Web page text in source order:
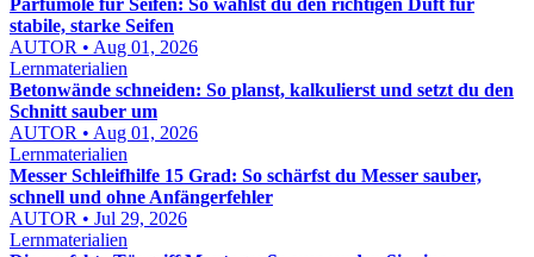
Parfümöle für Seifen: So wählst du den richtigen Duft für
stabile, starke Seifen
AUTOR • Aug 01, 2026
Lernmaterialien
Betonwände schneiden: So planst, kalkulierst und setzt du den
Schnitt sauber um
AUTOR • Aug 01, 2026
Lernmaterialien
Messer Schleifhilfe 15 Grad: So schärfst du Messer sauber,
schnell und ohne Anfängerfehler
AUTOR • Jul 29, 2026
Lernmaterialien